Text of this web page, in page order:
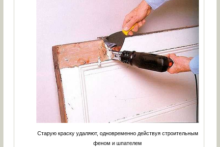
Старую краску удаляют, одновременно действуя строительным
феном и шпателем